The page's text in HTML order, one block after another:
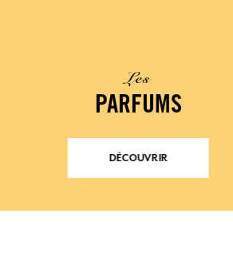
Les
PARFUMS
DÉCOUVRIR